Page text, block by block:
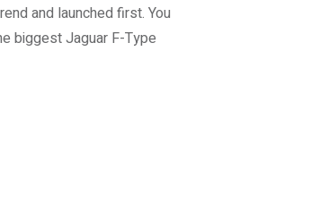
and launched first. You
biggest Jaguar F-Type